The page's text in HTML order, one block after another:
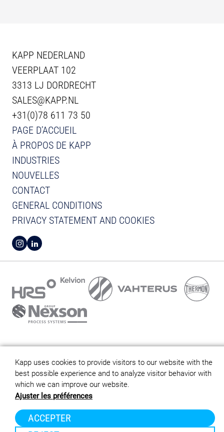
Kapp uses cookies to provide visitors to our website with the
best possible experience and to analyze visitor behavior with
which we can improve our website.
Ajuster les préférences
ACCEPTER
KAPP NEDERLAND
VEERPLAAT 102
3313 LJ DORDRECHT
SALES@KAPP.NL
+31(0)78 611 73 50
PAGE D’ACCUEIL
À PROPOS DE KAPP
INDUSTRIES
NOUVELLES
CONTACT
GENERAL CONDITIONS
PRIVACY STATEMENT AND COOKIES
VIEW INSTAGRAM FROM KAPP
VIEW LINKEDIN FROM KAPP